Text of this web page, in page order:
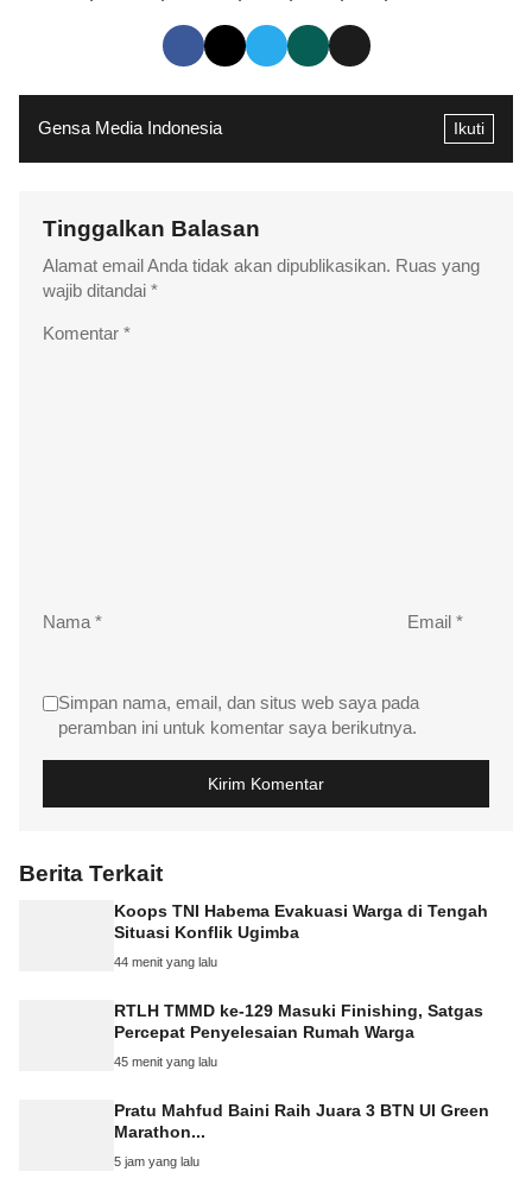
Gensa Media Indonesia Ikuti
Tinggalkan Balasan
Alamat email Anda tidak akan dipublikasikan. Ruas yang
wajib ditandai *
Komentar *
Nama* Email *
Simpan nama, email, dan situs web saya pada
peramban ini untuk komentar saya berikutnya.
Berita Terkait
Koops TNI Habema Evakuasi Warga di Tengah
Situasi Konflik Ugimba
44 menit yang lalu
RTLH TMMD ke-129 Masuki Finishing, Satgas
Percepat Penyelesaian Rumah Warga
45 menit yang lalu
Pratu Mahfud Baini Raih Juara 3 BTN UI Green
Marathon...
5 jam yang lalu